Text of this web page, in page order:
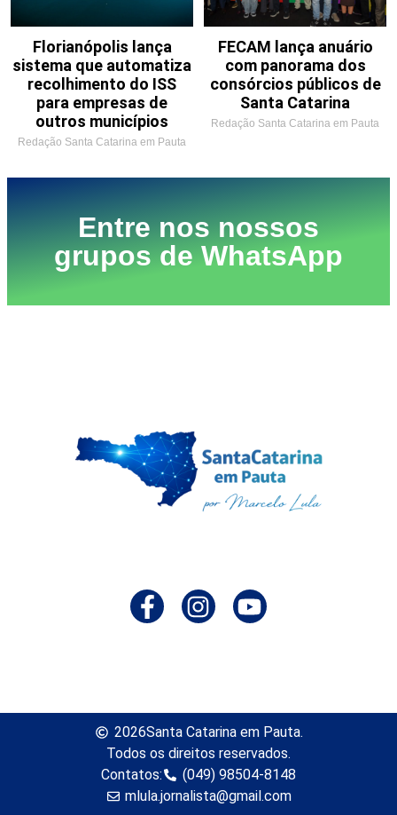
Florianópolis lança
sistema que automatiza
recolhimento do ISS
para empresas de
outros municípios
Redação Santa Catarina em Pauta
FECAM lança anuário
com panorama dos
consórcios públicos de
Santa Catarina
Redação Santa Catarina em Pauta
Entre nos nossos
grupos de WhatsApp
2026Santa Catarina em Pauta.
Todos os direitos reservados.
Contatos:
(049) 98504-8148
mlula.jornalista@gmail.com